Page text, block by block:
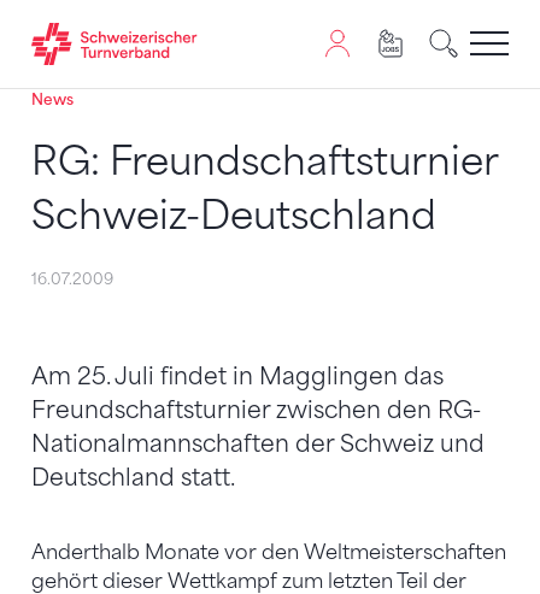
Zum Inhalt springen
Zur Sitemap navigieren
Zum Navigieren dieser Seite wird JavaScript benötigt.
News
RG: Freundschaftsturnier
Schweiz-Deutschland
16.07.2009
Am 25. Juli findet in Magglingen das
Freundschaftsturnier zwischen den RG-
Nationalmannschaften der Schweiz und
Deutschland statt.
Anderthalb Monate vor den Weltmeisterschaften
gehört dieser Wettkampf zum letzten Teil der